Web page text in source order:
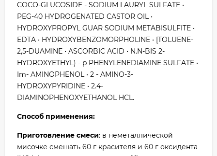
COCO-GLUCOSIDE - SODIUM LAURYL SULFATE •
PEG-40 HYDROGENATED CASTOR OIL •
HYDROXYPROPYL GUAR SODIUM METABISULFITE •
EDTA • HYDROXYBENZOMORPHOLINE • [TOLUENE-
2,5-DUAMINE • ASCORBIC ACID • N.N-BIS 2-
HYDROXYETHYL) - p PHENYLENEDIAMINE SULFATE •
Im- AMINOPHENOL • 2 - AMINO-3-
HYDROXYPYRIDINE • 2.4-
DIAMINOPHENOXYETHANOL HCL.
Способ применения:
Приготовление смеси: в неметаллической
мисочке смешать 60 г красителя и 60 г оксидента